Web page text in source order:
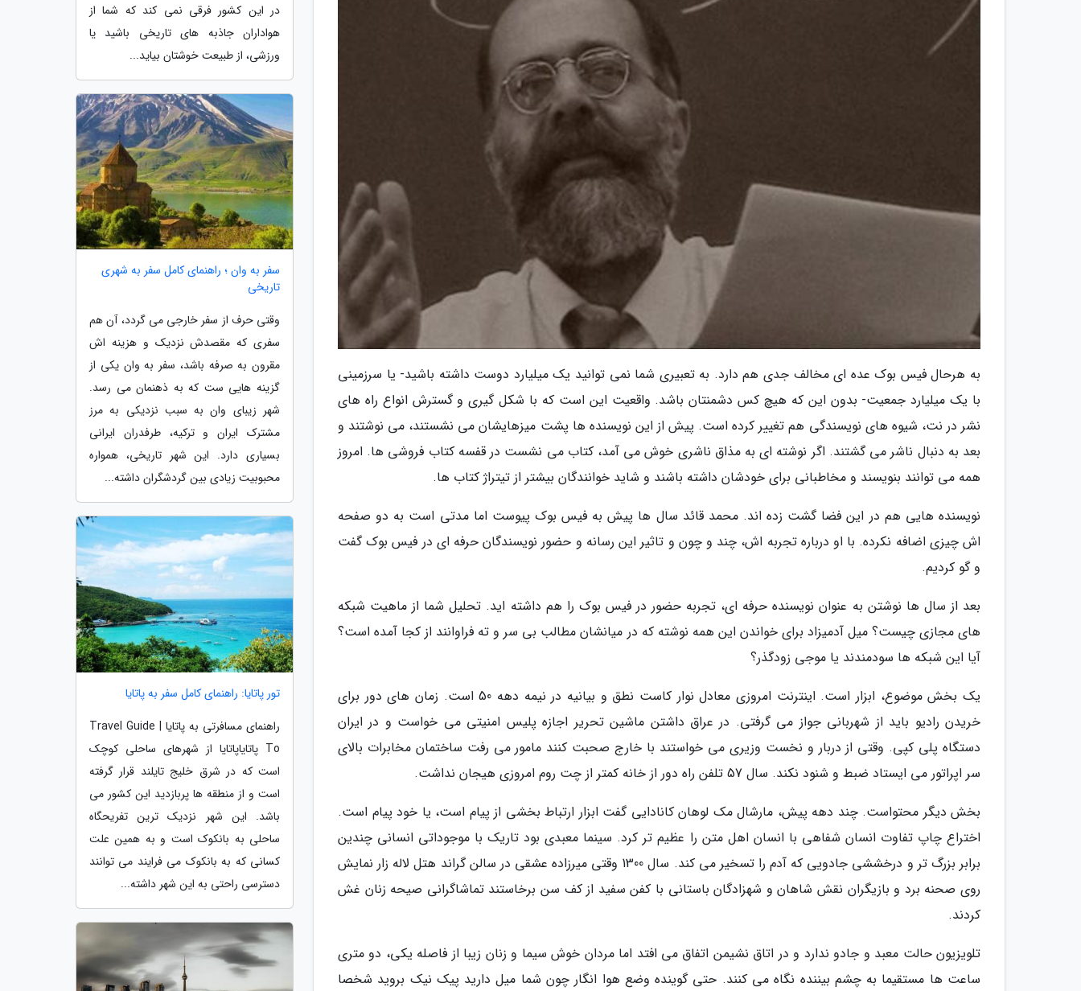
به هرحال فیس بوک عده ای مخالف جدی هم دارد. به تعبیری شما نمی توانید یک میلیارد دوست داشته باشید- یا سرزمینی
با یک میلیارد جمعیت- بدون این که هیچ کس دشمنتان باشد. واقعیت این است که با شکل گیری و گسترش انواع راه های
نشر در نت، شیوه های نویسندگی هم تغییر کرده است. پیش از این نویسنده ها پشت میزهایشان می نشستند، می نوشتند و
بعد به دنبال ناشر می گشتند. اگر نوشته ای به مذاق ناشری خوش می آمد، کتاب می نشست در قفسه کتاب فروشی ها. امروز
همه می توانند بنویسند و مخاطبانی برای خودشان داشته باشند و شاید خوانندگان بیشتر از تیتراژ کتاب ها.
نویسنده هایی هم در این فضا گشت زده اند. محمد قائد سال ها پیش به فیس بوک پیوست اما مدتی است به دو صفحه
اش چیزی اضافه نکرده. با او درباره تجربه اش، چند و چون و تاثیر این رسانه و حضور نویسندگان حرفه ای در فیس بوک گفت
و گو کردیم.
بعد از سال ها نوشتن به عنوان نویسنده حرفه ای، تجربه حضور در فیس بوک را هم داشته اید. تحلیل شما از ماهیت شبکه
های مجازی چیست؟ میل آدمیزاد برای خواندن این همه نوشته که در میانشان مطالب بی سر و ته فراوانند از کجا آمده است؟
آیا این شبکه ها سودمندند یا موجی زودگذر؟
یک بخش موضوع، ابزار است. اینترنت امروزی معادل نوار کاست نطق و بیانیه در نیمه دهه 50 است. زمان های دور برای
خریدن رادیو باید از شهربانی جواز می گرفتی. در عراق داشتن ماشین تحریر اجازه پلیس امنیتی می خواست و در ایران
دستگاه پلی کپی. وقتی از دربار و نخست وزیری می خواستند با خارج صحبت کنند مامور می رفت ساختمان مخابرات بالای
سر اپراتور می ایستاد ضبط و شنود نکند. سال 57 تلفن راه دور از خانه کمتر از چت روم امروزی هیجان نداشت.
بخش دیگر محتواست. چند دهه پیش، مارشال مک لوهان کانادایی گفت ابزار ارتباط بخشی از پیام است، یا خود پیام است.
اختراع چاپ تفاوت انسان شفاهی با انسان اهل متن را عظیم تر کرد. سینما معبدی بود تاریک با موجوداتی انسانی چندین
برابر بزرگ تر و درخششی جادویی که آدم را تسخیر می کند. سال 1300 وقتی میرزاده عشقی در سالن گراند هتل لاله زار نمایش
روی صحنه برد و بازیگران نقش شاهان و شهزادگان باستانی با کفن سفید از کف سن برخاستند تماشاگرانی صیحه زنان غش
کردند.
تلویزیون حالت معبد و جادو ندارد و در اتاق نشیمن اتفاق می افتد اما مردان خوش سیما و زنان زیبا از فاصله یکی، دو متری
ساعت ها مستقیما به چشم بیننده نگاه می کنند. حتی گوینده وضع هوا انگار چون شما میل دارید پیک نیک بروید شخصا
در این کشور فرقی نمی کند که شما از
هواداران جاذبه های تاریخی باشید یا
ورزشی، از طبیعت خوشتان بیاید...
سفر به وان ؛ راهنمای کامل سفر به شهری
تاریخی
وقتی حرف از سفر خارجی می گردد، آن هم
سفری که مقصدش نزدیک و هزینه اش
مقرون به صرفه باشد، سفر به وان یکی از
گزینه هایی ست که به ذهنمان می رسد.
شهر زیبای وان به سبب نزدیکی به مرز
مشترک ایران و ترکیه، طرفدران ایرانی
بسیاری دارد. این شهر تاریخی، همواره
محبوبیت زیادی بین گردشگران داشته...
تور پاتایا: راهنمای کامل سفر به پاتایا
راهنمای مسافرتی به پاتایا | Travel Guide
To پاتایاپاتایا از شهرهای ساحلی کوچک
است که در شرق خلیج تایلند قرار گرفته
است و از منطقه ها پربازدید این کشور می
باشد. این شهر نزدیک ترین تفریحگاه
ساحلی به بانکوک است و به همین علت
کسانی که به بانکوک می فرایند می توانند
دسترسی راحتی به این شهر داشته...